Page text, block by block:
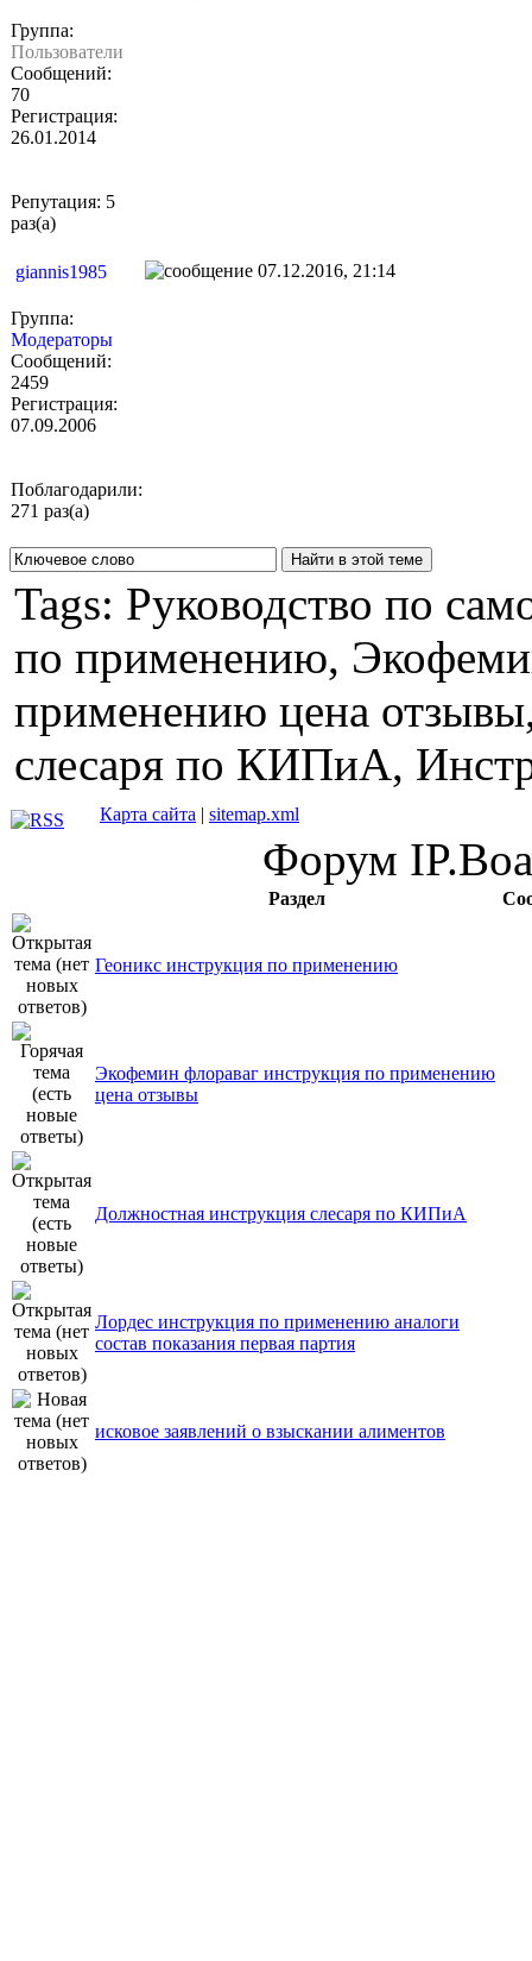
Группа:
Пользователи
Сообщений:
70
Регистрация:
26.01.2014
Репутация: 5
раз(а)
giannis1985 07.12.2016, 21:14
Группа:
Модераторы
Сообщений:
2459
Регистрация:
07.09.2006
Поблагодарили:
271 раз(а)
Tags: Руководство по
по применению,
применению цена
слесаря по КИПиА,
Карта сайта | sitemap.xml
Форум
Раздел
Геоникс инструкция по применению
Экофемин флораваг инструкция по применению
цена отзывы
Должностная инструкция слесаря по КИПиА
Лордес инструкция по применению аналоги
состав показания первая партия
исковое заявлений о взыскании алиментов